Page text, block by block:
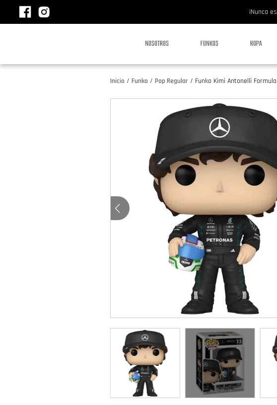
¡Nunca
NOSOTROS FUNKOS ROPA
Inicio / Funko / Pop Regular / Funko Kimi Antonelli